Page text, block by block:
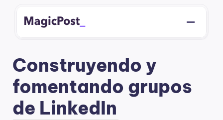
Construyendo y
fomentando grupos
de LinkedIn